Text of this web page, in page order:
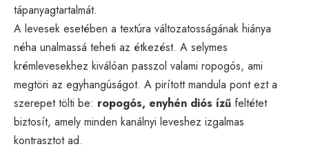
tápanyagtartalmát.
A levesek esetében a textúra változatosságának hiánya
néha unalmassá teheti az étkezést. A selymes
krémlevesekhez kiválóan passzol valami ropogós, ami
megtöri az egyhangúságot. A pirított mandula pont ezt a
szerepet tölti be: ropogós, enyhén diós ízű feltétet
biztosít, amely minden kanálnyi leveshez izgalmas
kontrasztot ad.